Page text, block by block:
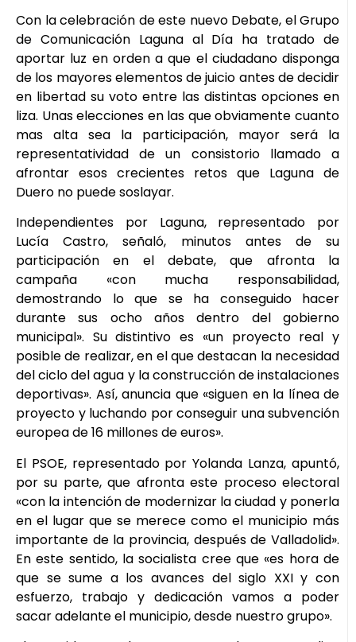
Con la celebración de este nuevo Debate, el Grupo
de Comunicación Laguna al Día ha tratado de
aportar luz en orden a que el ciudadano disponga
de los mayores elementos de juicio antes de decidir
en libertad su voto entre las distintas opciones en
liza. Unas elecciones en las que obviamente cuanto
mas alta sea la participación, mayor será la
representatividad de un consistorio llamado a
afrontar esos crecientes retos que Laguna de
Duero no puede soslayar.
Independientes por Laguna, representado por
Lucía Castro, señaló, minutos antes de su
participación en el debate, que afronta la
campaña «con mucha responsabilidad,
demostrando lo que se ha conseguido hacer
durante sus ocho años dentro del gobierno
municipal». Su distintivo es «un proyecto real y
posible de realizar, en el que destacan la necesidad
del ciclo del agua y la construcción de instalaciones
deportivas». Así, anuncia que «siguen en la línea de
proyecto y luchando por conseguir una subvención
europea de 16 millones de euros».
El PSOE, representado por Yolanda Lanza, apuntó,
por su parte, que afronta este proceso electoral
«con la intención de modernizar la ciudad y ponerla
en el lugar que se merece como el municipio más
importante de la provincia, después de Valladolid».
En este sentido, la socialista cree que «es hora de
que se sume a los avances del siglo XXI y con
esfuerzo, trabajo y dedicación vamos a poder
sacar adelante el municipio, desde nuestro grupo».